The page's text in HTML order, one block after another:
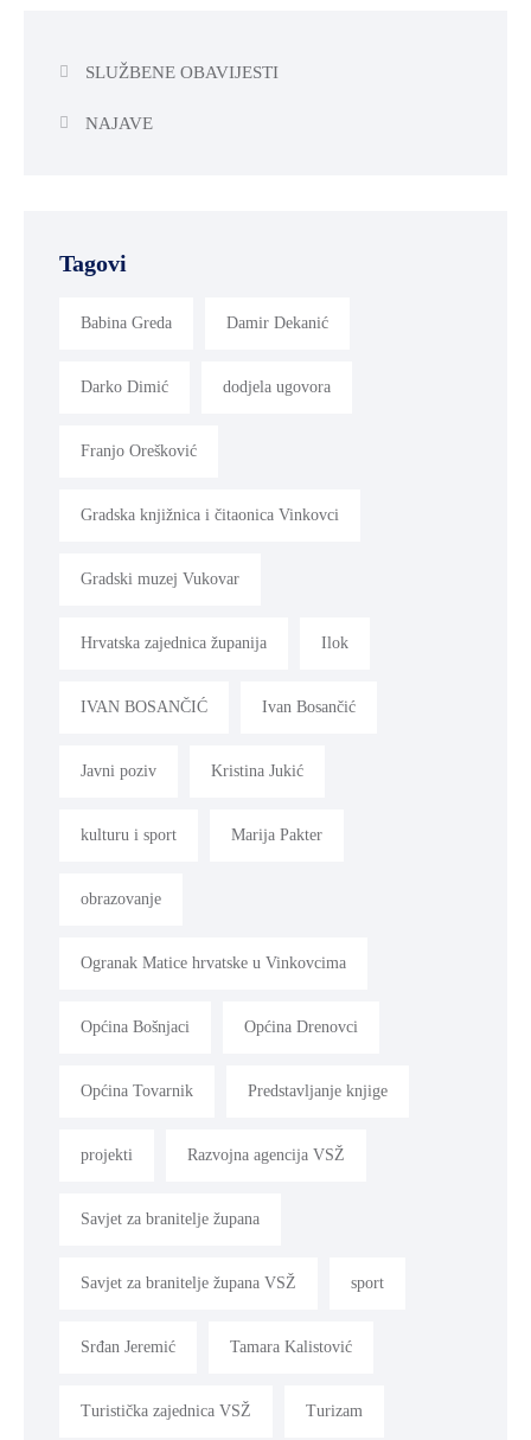
SLUŽBENE OBAVIJESTI
NAJAVE
Tagovi
Babina Greda Damir Dekanić
Darko Dimić dodjela ugovora
Franjo Orešković
Gradska knjižnica i čitaonica Vinkovci
Gradski muzej Vukovar
Hrvatska zajednica županija Ilok
IVAN BOSANČIĆ Ivan Bosančić
Javni poziv Kristina Jukić
kulturu i sport Marija Pakter
obrazovanje
Ogranak Matice hrvatske u Vinkovcima
Općina Bošnjaci Općina Drenovci
Općina Tovarnik Predstavljanje knjige
projekti Razvojna agencija VSŽ
Savjet za branitelje župana
Savjet za branitelje župana VSŽ sport
Srđan Jeremić Tamara Kalistović
Turistička zajednica VSŽ Turizam